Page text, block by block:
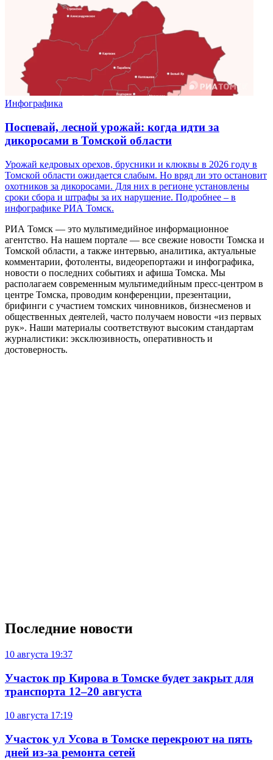
Инфографика
Поспевай, лесной урожай: когда идти за
дикоросами в Томской области
Урожай кедровых орехов, брусники и клюквы в 2026 году в
Томской области ожидается слабым. Но вряд ли это остановит
охотников за дикоросами. Для них в регионе установлены
сроки сбора и штрафы за их нарушение. Подробнее – в
инфографике РИА Томск.
РИА Томск — это мультимедийное информационное
агентство. На нашем портале — все свежие новости Томска и
Томской области, а также интервью, аналитика, актуальные
комментарии, фотоленты, видеорепортажи и инфографика,
новости о последних событиях и афиша Томска. Мы
располагаем современным мультимедийным пресс-центром в
центре Томска, проводим конференции, презентации,
брифинги с участием томских чиновников, бизнесменов и
общественных деятелей, часто получаем новости «из первых
рук». Наши материалы соответствуют высоким стандартам
журналистики: эксклюзивность, оперативность и
достоверность.
Последние новости
10 августа 19:37
Участок пр Кирова в Томске будет закрыт для
транспорта 12–20 августа
10 августа 17:19
Участок ул Усова в Томске перекроют на пять
дней из-за ремонта сетей